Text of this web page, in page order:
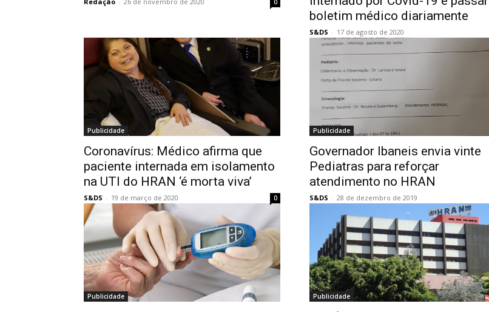
0
boletim médico diariamente
S&DS - 17 de agosto de 2020
Publicidade
Coronavírus: Médico afirma que
paciente internada em isolamento
na UTI do HRAN ‘é morta viva’
S&DS - 19 de março de 2020 0
Publicidade
Governador Ibaneis envia vinte
Pediatras para reforçar
atendimento no HRAN
S&DS - 28 de dezembro de 2019
Publicidade Publicidade